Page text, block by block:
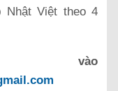
Nhật Việt theo 4
vào